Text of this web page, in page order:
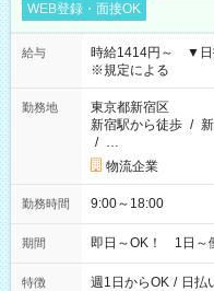
WEB登録・面接OK
給与
時給1414円～ ▼日
※規定による
勤務地
東京都新宿区
新宿駅から徒歩 /
/ …
物流企業
勤務時間 9:00～18:00
期間 即日～OK！ 1日～
特徴 週1日からOK / 日払